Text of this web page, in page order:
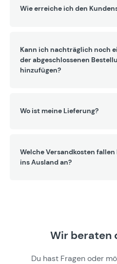
Wie erreiche ich den
Kann ich nachträglich noch
der abgeschlossenen
hinzufügen?
Wo ist meine Lieferung?
Welche Versandkosten fallen
ins Ausland an?
Wir beraten
Du hast Fragen oder